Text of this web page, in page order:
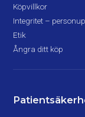
Köpvillkor
Integritet –
Etik
Ångra ditt köp